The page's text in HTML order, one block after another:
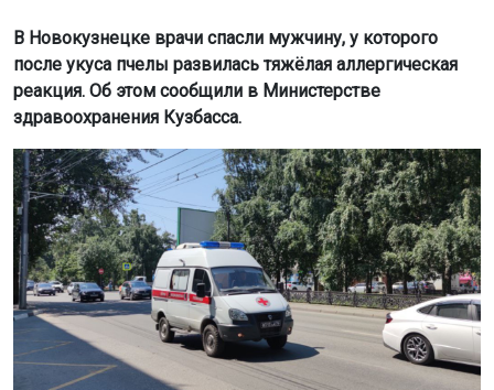
В Новокузнецке врачи спасли мужчину, у которого
после укуса пчелы развилась тяжёлая аллергическая
реакция. Об этом сообщили в Министерстве
здравоохранения Кузбасса.